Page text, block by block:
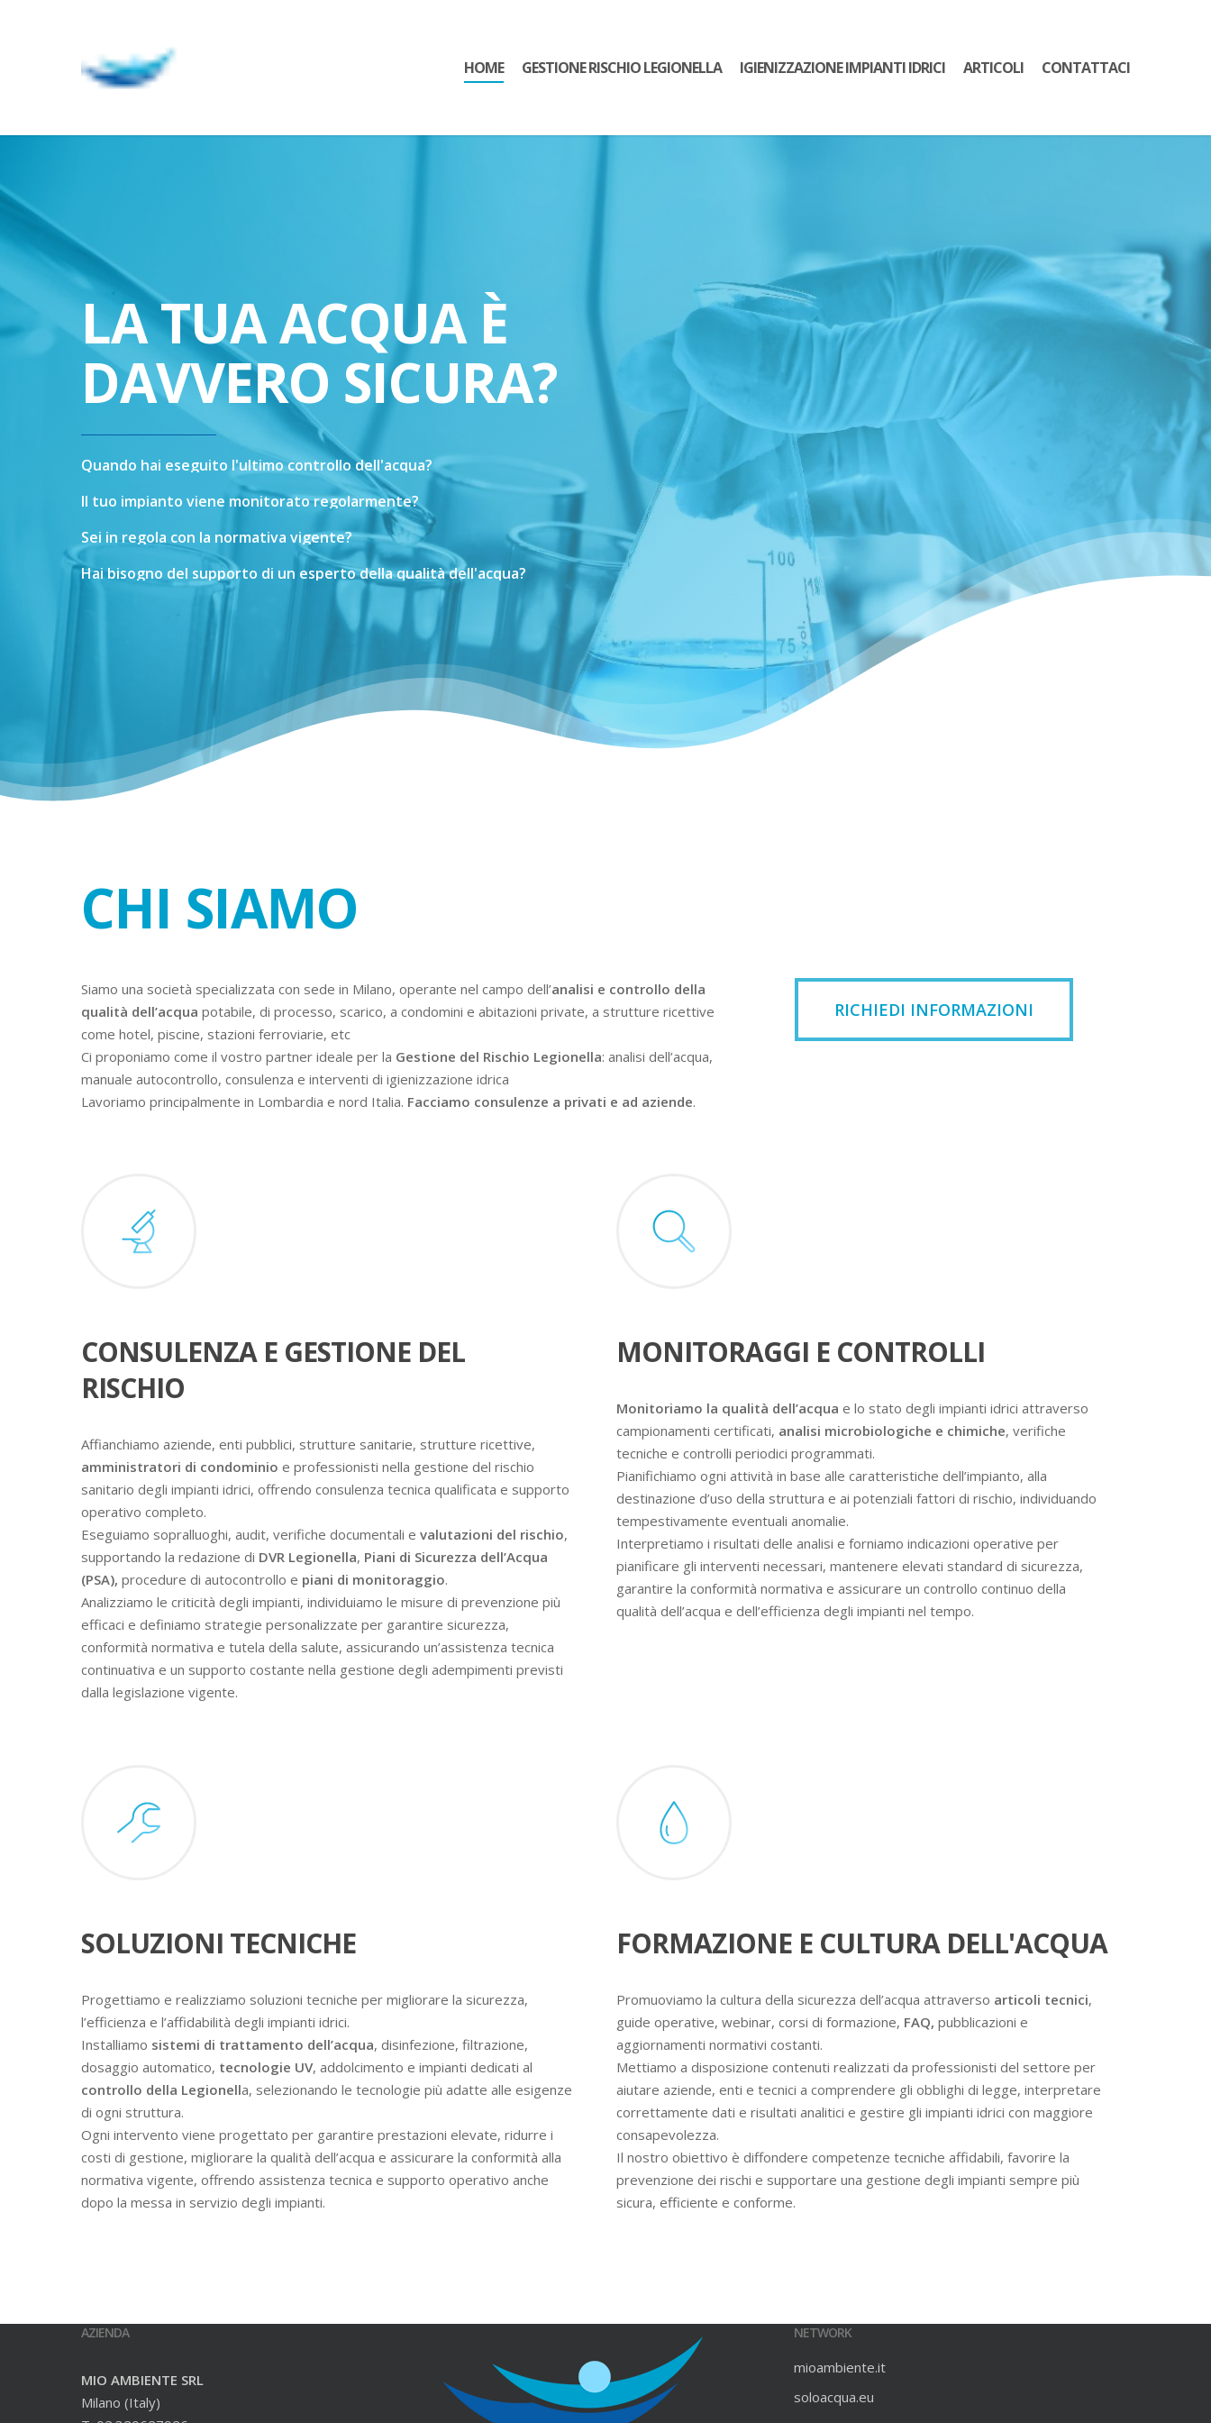
HOME GESTIONE RISCHIO LEGIONELLA IGIENIZZAZIONE IMPIANTI IDRICI ARTICOLI CONTATTACI
LA TUA ACQUA È
DAVVERO SICURA?
Quando hai eseguito l'ultimo controllo dell'acqua?
Il tuo impianto viene monitoratoregolarmente?
Sei in regola con la normativa vigente?
Hai bisogno del supporto di un espertodellaqualitàdell'acqua?
CHI SIAMO
Siamo una società specializzata con sede in Milano, operante nel campo dell’analisi e controllo della
qualità dell’acquapotabile, di processo, scarico, a condomini e abitazioni private, a strutture ricettive
come hotel, piscine, stazioni ferroviarie, etc
Ci proponiamo come il vostro partner ideale per la Gestione del Rischio Legionella: analisi dell’acqua,
manuale autocontrollo, consulenza e interventi di igienizzazione idrica
Lavoriamo principalmente in Lombardia e nord Italia. Facciamo consulenze a privati e ad aziende.
RICHIEDI INFORMAZIONI
CONSULENZA E GESTIONE DEL
RISCHIO
Affianchiamo aziende, enti pubblici, strutture sanitarie, strutture ricettive,
amministratori di condominio e professionisti nella gestione del rischio
sanitario degli impianti idrici, offrendo consulenza tecnica qualificata e supporto
operativo completo.
Eseguiamo sopralluoghi, audit, verifiche documentali evalutazioni del rischio,
supportando la redazione di DVR Legionella, Piani di Sicurezza dell’Acqua
(PSA), procedure di autocontrollo e piani di monitoraggio.
Analizziamo le criticità degli impianti, individuiamo le misure di prevenzione più
efficaci e definiamo strategie personalizzate per garantire sicurezza,
conformità normativa e tutela della salute, assicurando un’assistenza tecnica
continuativa e un supporto costante nella gestione degli adempimenti previsti
dalla legislazione vigente.
MONITORAGGI E CONTROLLI
Monitoriamo la qualità dell’acqua e lo stato degli impianti idrici attraverso
campionamenti certificati, analisi microbiologiche e chimiche, verifiche
tecniche e controlli periodici programmati.
Pianifichiamo ogni attività in base alle caratteristiche dell’impianto, alla
destinazione d’uso della struttura e ai potenziali fattori di rischio, individuando
tempestivamente eventuali anomalie.
Interpretiamo i risultati delle analisi e forniamo indicazioni operative per
pianificare gli interventi necessari, mantenere elevati standard di sicurezza,
garantire la conformità normativa e assicurare un controllo continuo della
qualità dell’acqua e dell’efficienza degli impianti nel tempo.
SOLUZIONI TECNICHE
Progettiamo e realizziamo soluzioni tecniche per migliorare la sicurezza,
l’efficienza e l’affidabilità degli impianti idrici.
Installiamo sistemi di trattamento dell’acqua, disinfezione, filtrazione,
dosaggio automatico, tecnologie UV, addolcimento e impianti dedicati al
controllo della Legionella, selezionando le tecnologie più adatte alle esigenze
di ogni struttura.
Ogni intervento viene progettato per garantire prestazioni elevate, ridurre i
costi di gestione, migliorare la qualità dell’acqua e assicurare la conformità alla
normativa vigente, offrendo assistenza tecnica e supporto operativo anche
dopo la messa in servizio degli impianti.
FORMAZIONE E CULTURA DELL'ACQUA
Promuoviamo la cultura della sicurezza dell’acqua attraverso articoli tecnici,
guide operative, webinar, corsi di formazione, FAQ, pubblicazioni e
aggiornamenti normativi costanti.
Mettiamo a disposizione contenuti realizzati da professionisti del settore per
aiutare aziende, enti e tecnici a comprendere gli obblighi di legge, interpretare
correttamente dati e risultati analitici e gestire gli impianti idrici con maggiore
consapevolezza.
Il nostro obiettivo è diffondere competenze tecniche affidabili, favorire la
prevenzione dei rischi e supportare una gestione degli impianti sempre più
sicura, efficiente e conforme.
AZIENDA
MIO AMBIENTE SRL
Milano (Italy)
NETWORK
mioambiente.it
soloacqua.eu